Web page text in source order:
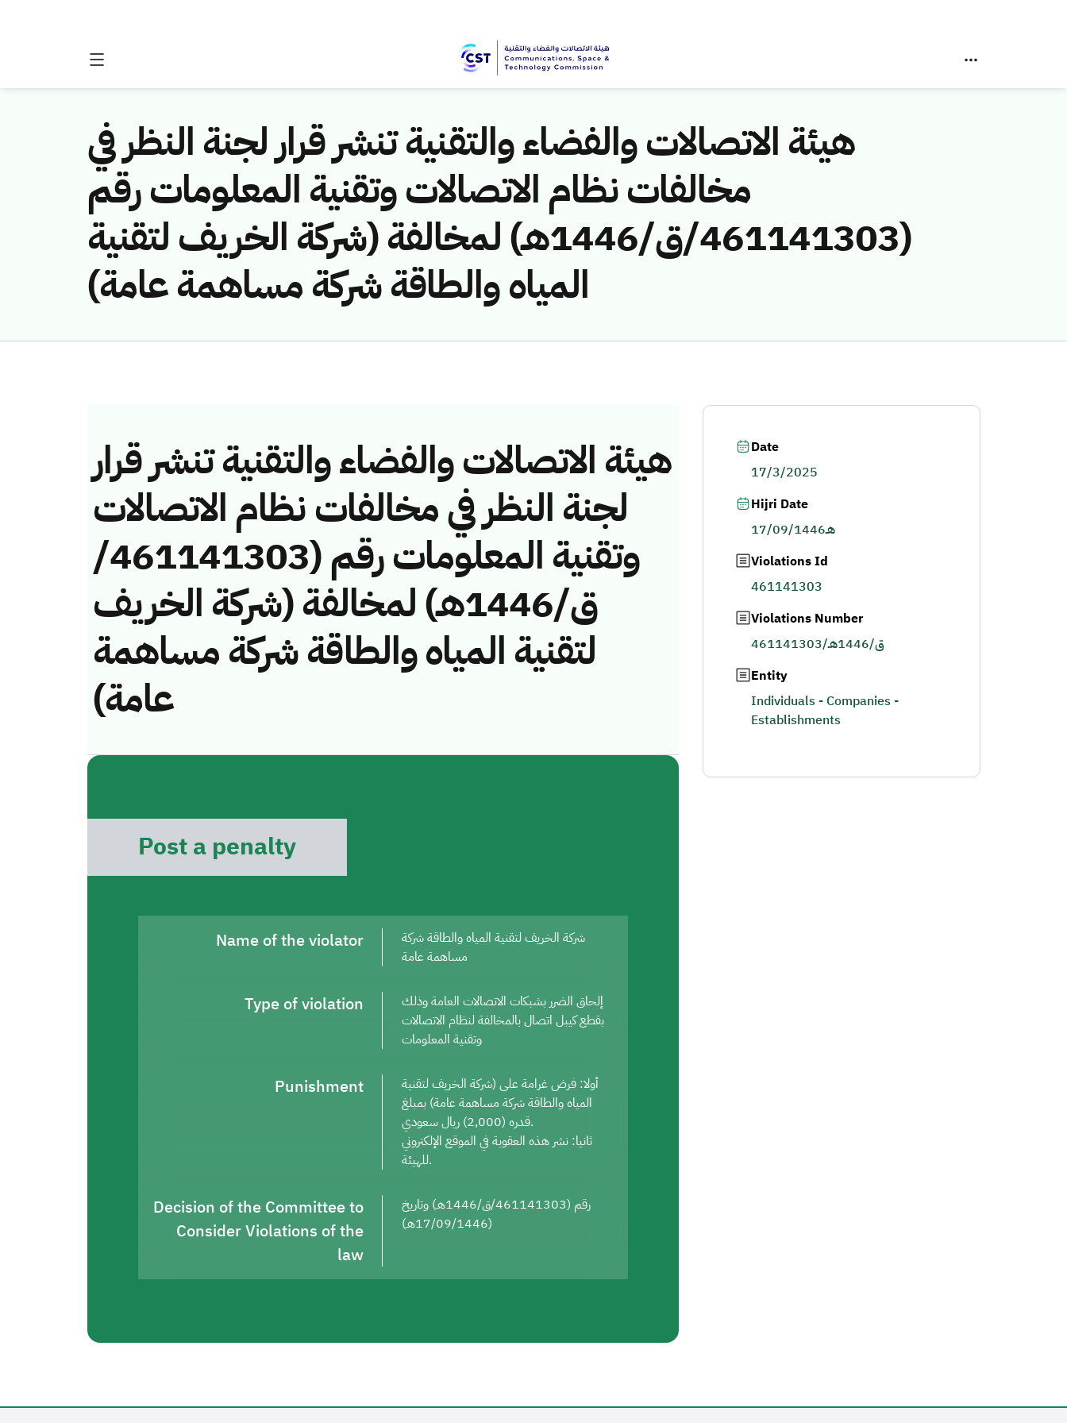
هيئة الاتصالات والفضاء والتقنية تنشر قرار لجنة النظر في
مخالفات نظام الاتصالات وتقنية المعلومات رقم
(461141303/ق/1446هـ) لمخالفة (شركة الخريف لتقنية
المياه والطاقة شركة مساهمة عامة)
هيئة الاتصالات والفضاء والتقنية تنشر قرار
لجنة النظر في مخالفات نظام الاتصالات
وتقنية المعلومات رقم (461141303/
ق/1446هـ) لمخالفة (شركة الخريف
لتقنية المياه والطاقة شركة مساهمة
عامة)
Post a penalty
Name of the violator
شركة الخريف لتقنية المياه والطاقة شركة
مساهمة عامة
Type of violation
إلحاق الضرر بشبكات الاتصالات العامة وذلك
بقطع كيبل اتصال بالمخالفة لنظام الاتصالات
وتقنية المعلومات
Punishment
أولا: فرض غرامة على (شركة الخريف لتقنية
المياه والطاقة شركة مساهمة عامة) بمبلغ
قدره (2,000) ريال سعودي.
ثانيا: نشر هذه العقوبة في الموقع الإلكتروني
للهيئة.
Decision of the Committee to
Consider Violations of the
law
رقم (461141303/ق/1446هـ) وتاريخ
(17/09/1446هـ)
Date
17/3/2025
Hijri Date
17/09/1446هـ
Violations Id
461141303
Violations Number
461141303/ق/1446هـ
Entity
Individuals - Companies -
Establishments